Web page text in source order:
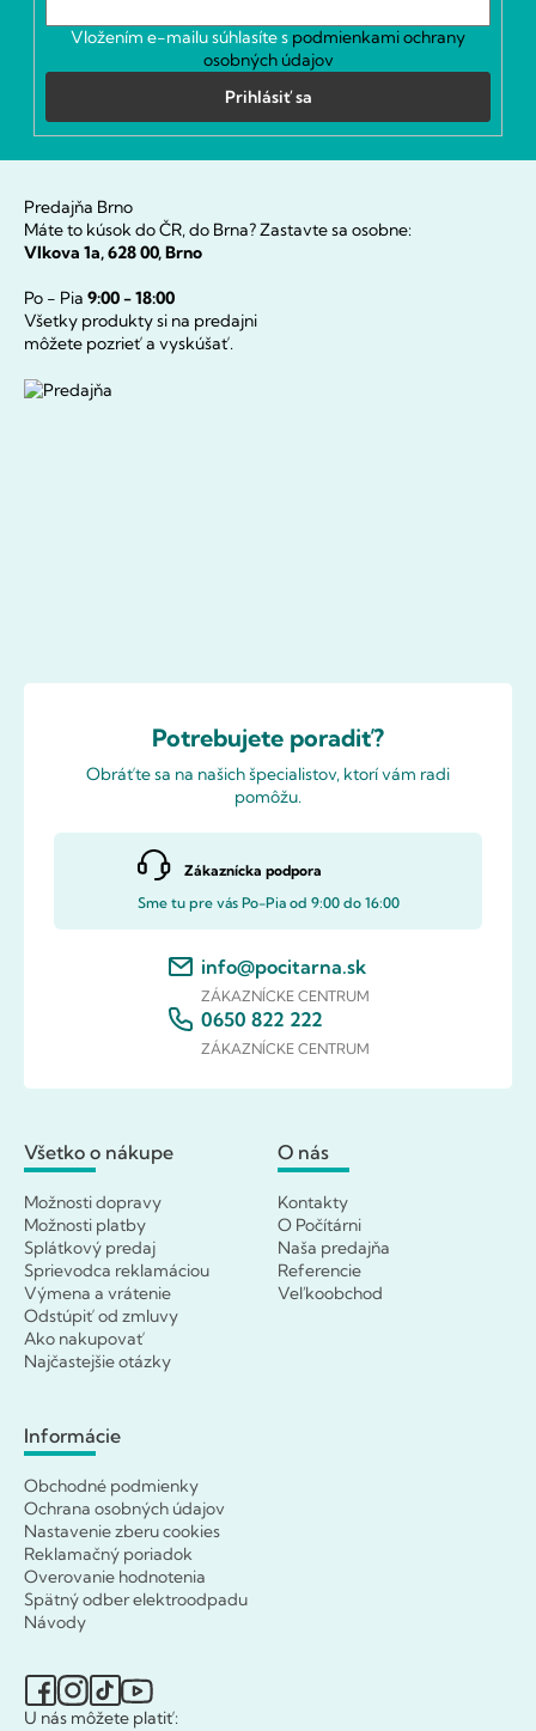
Vložením e-mailu súhlasíte s podmienkami ochrany
osobných údajov
Prihlásiť sa
Predajňa Brno
Máte to kúsok do ČR, do Brna? Zastavte sa osobne:
Vlkova 1a, 628 00, Brno
Po - Pia 9:00 - 18:00
Všetky produkty si na predajni
môžete pozrieť a vyskúšať.
Potrebujete poradiť?
Obráťte sa na našich špecialistov, ktorí vám radi
pomôžu.
Zákaznícka podpora
Sme tu pre vás Po-Pia od 9:00 do 16:00
info@pocitarna.sk
ZÁKAZNÍCKE CENTRUM
0650 822 222
ZÁKAZNÍCKE CENTRUM
Všetko o nákupe
Možnosti dopravy
Možnosti platby
Splátkový predaj
Sprievodca reklamáciou
Výmena a vrátenie
Odstúpiť od zmluvy
Ako nakupovať
Najčastejšie otázky
O nás
Kontakty
O Počítárni
Naša predajňa
Referencie
Veľkoobchod
Informácie
Obchodné podmienky
Ochrana osobných údajov
Nastavenie zberu cookies
Reklamačný poriadok
Overovanie hodnotenia
Spätný odber elektroodpadu
Návody
U nás môžete platiť: